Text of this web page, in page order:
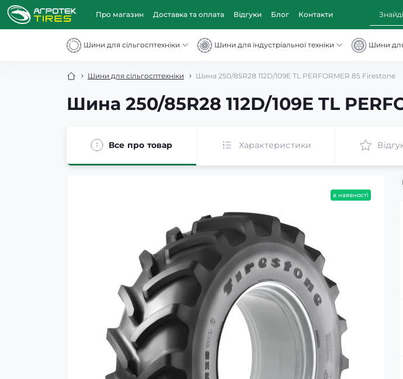
Про магазин Доставка та оплата Відгуки Блог Контакти
Шини для сільгосптехніки Шини для індустріальної техніки
Шини
Шини для сільгосптехніки Шина 250/85R28 112D/109E TL PERFORMER 85 Firestone
Шина 250/85R28 112D/109E TL
Все про товар Характеристики
в наявності